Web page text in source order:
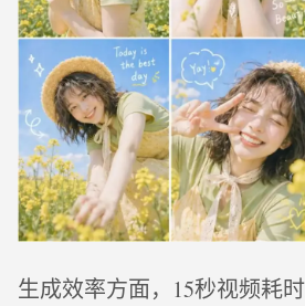
生成效率方面，15秒视频耗时